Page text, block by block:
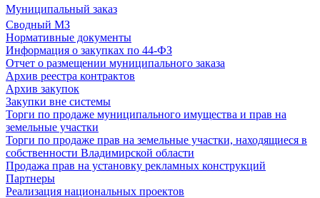
Муниципальный заказ
Сводный МЗ
Нормативные документы
Информация о закупках по 44-ФЗ
Отчет о размещении муниципального заказа
Архив реестра контрактов
Архив закупок
Закупки вне системы
Торги по продаже муниципального имущества и прав на
земельные участки
Торги по продаже прав на земельные участки, находящиеся в
собственности Владимирской области
Продажа прав на установку рекламных конструкций
Партнеры
Реализация национальных проектов